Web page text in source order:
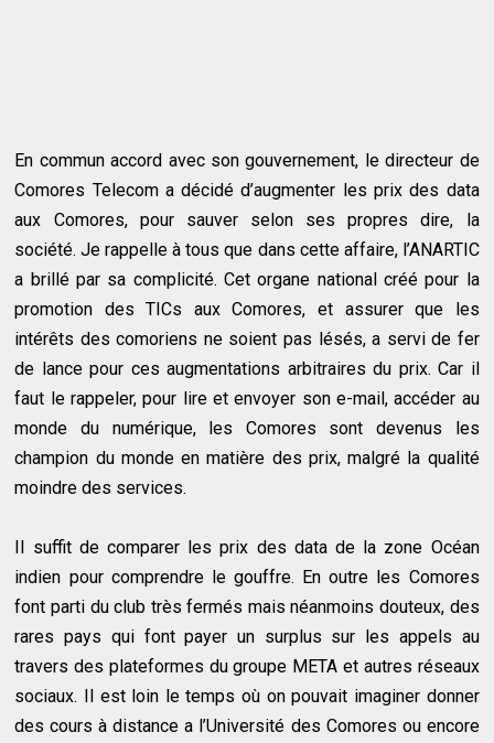
En commun accord avec son gouvernement, le directeur de
Comores Telecom a décidé d’augmenter les prix des data
aux Comores, pour sauver selon ses propres dire, la
société. Je rappelle à tous que dans cette affaire, l’ANARTIC
a brillé par sa complicité. Cet organe national créé pour la
promotion des TICs aux Comores, et assurer que les
intérêts des comoriens ne soient pas lésés, a servi de fer
de lance pour ces augmentations arbitraires du prix. Car il
faut le rappeler, pour lire et envoyer son e-mail, accéder au
monde du numérique, les Comores sont devenus les
champion du monde en matière des prix, malgré la qualité
moindre des services.
Il suffit de comparer les prix des data de la zone Océan
indien pour comprendre le gouffre. En outre les Comores
font parti du club très fermés mais néanmoins douteux, des
rares pays qui font payer un surplus sur les appels au
travers des plateformes du groupe META et autres réseaux
sociaux. Il est loin le temps où on pouvait imaginer donner
des cours à distance a l’Université des Comores ou encore